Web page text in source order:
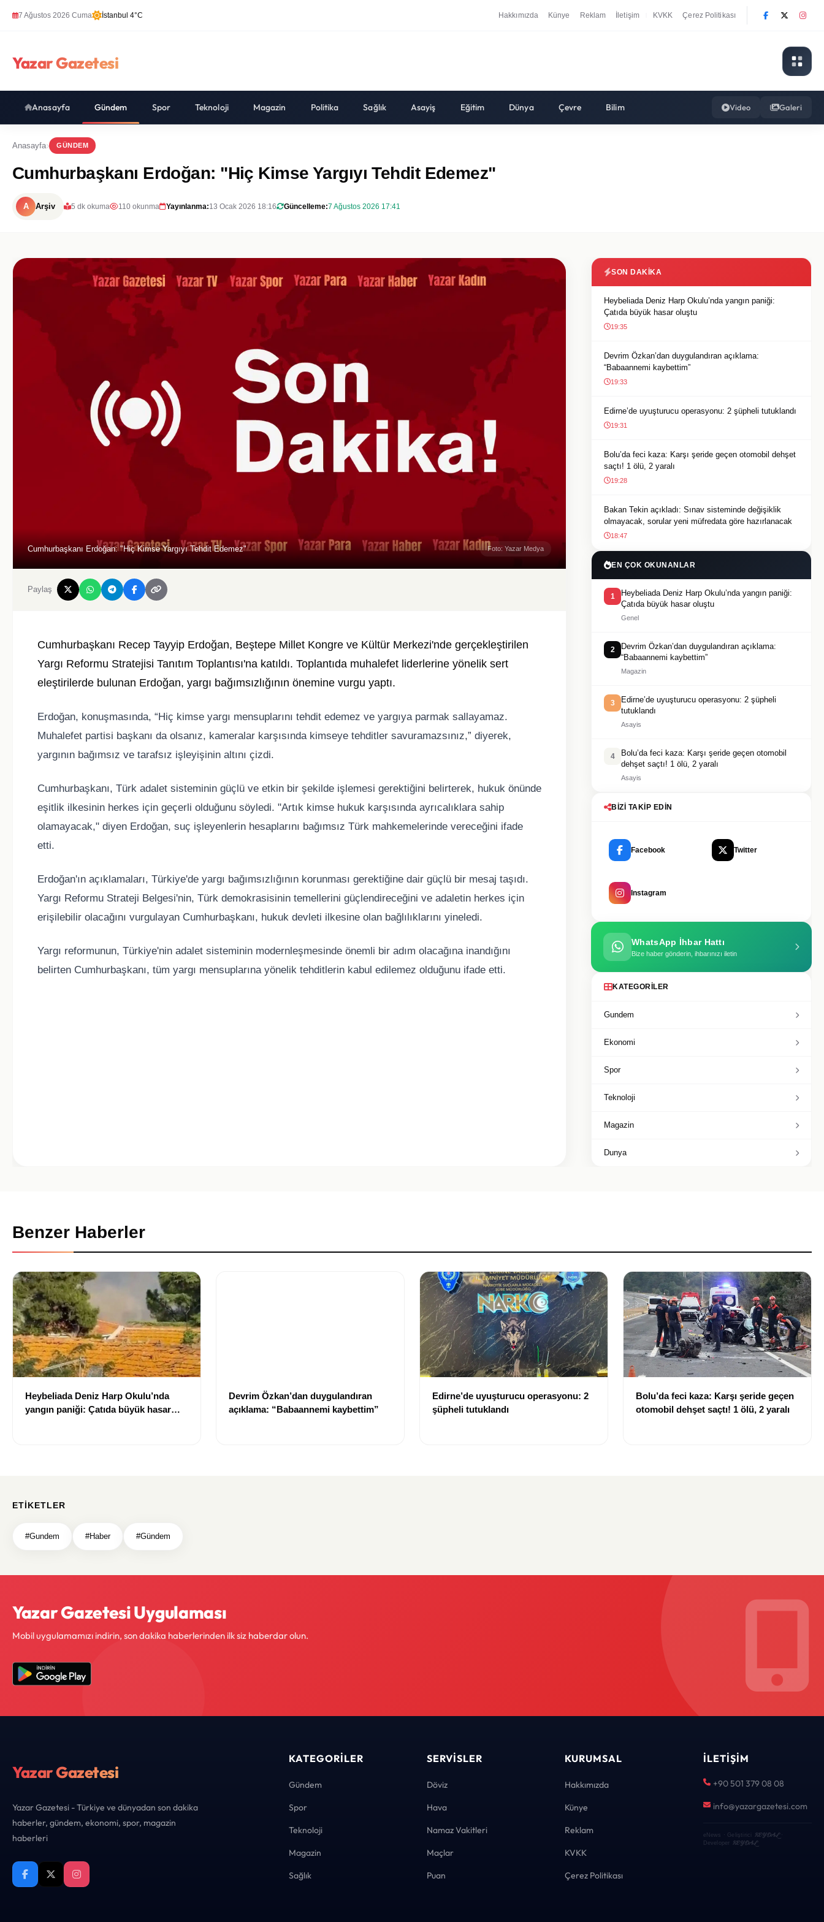
7 Ağustos 2026 Cuma İstanbul 4°C Hakkımızda Künye Reklam İletişim KVKK Çerez Politikası
Yazar Gazetesi
Anasayfa Gündem Spor Teknoloji Magazin Politika Sağlık Asayiş Eğitim Dünya Çevre Bilim Video Galeri
Anasayfa GÜNDEM
Cumhurbaşkanı Erdoğan: "Hiç Kimse Yargıyı Tehdit Edemez"
A Arşiv 5 dk okuma 110 okunma Yayınlanma:13 Ocak 2026 18:16 Güncelleme:7 Ağustos 2026 17:41
Cumhurbaşkanı Erdoğan: "Hiç Kimse Yargıyı Tehdit Edemez" Foto: Yazar Medya
Paylaş
Cumhurbaşkanı Recep Tayyip Erdoğan, Beştepe Millet Kongre ve Kültür Merkezi'nde gerçekleştirilen
Yargı Reformu Stratejisi Tanıtım Toplantısı'na katıldı. Toplantıda muhalefet liderlerine yönelik sert
eleştirilerde bulunan Erdoğan, yargı bağımsızlığının önemine vurgu yaptı.
Erdoğan, konuşmasında, “Hiç kimse yargı mensuplarını tehdit edemez ve yargıya parmak sallayamaz.
Muhalefet partisi başkanı da olsanız, kameralar karşısında kimseye tehditler savuramazsınız,” diyerek,
yargının bağımsız ve tarafsız işleyişinin altını çizdi.
Cumhurbaşkanı, Türk adalet sisteminin güçlü ve etkin bir şekilde işlemesi gerektiğini belirterek, hukuk önünde
eşitlik ilkesinin herkes için geçerli olduğunu söyledi. "Artık kimse hukuk karşısında ayrıcalıklara sahip
olamayacak," diyen Erdoğan, suç işleyenlerin hesaplarını bağımsız Türk mahkemelerinde vereceğini ifade
etti.
Erdoğan'ın açıklamaları, Türkiye'de yargı bağımsızlığının korunması gerektiğine dair güçlü bir mesaj taşıdı.
Yargı Reformu Strateji Belgesi'nin, Türk demokrasisinin temellerini güçlendireceğini ve adaletin herkes için
erişilebilir olacağını vurgulayan Cumhurbaşkanı, hukuk devleti ilkesine olan bağlılıklarını yineledi.
Yargı reformunun, Türkiye'nin adalet sisteminin modernleşmesinde önemli bir adım olacağına inandığını
belirten Cumhurbaşkanı, tüm yargı mensuplarına yönelik tehditlerin kabul edilemez olduğunu ifade etti.
SON DAKIKA
Heybeliada Deniz Harp Okulu’nda yangın paniği:
Çatıda büyük hasar oluştu
19:35
Devrim Özkan’dan duygulandıran açıklama:
“Babaannemi kaybettim”
19:33
Edirne’de uyuşturucu operasyonu: 2 şüpheli tutuklandı
19:31
Bolu’da feci kaza: Karşı şeride geçen otomobil dehşet
saçtı! 1 ölü, 2 yaralı
19:28
Bakan Tekin açıkladı: Sınav sisteminde değişiklik
olmayacak, sorular yeni müfredata göre hazırlanacak
18:47
EN ÇOK OKUNANLAR
1
Heybeliada Deniz Harp Okulu’nda yangın paniği:
Çatıda büyük hasar oluştu
Genel
2
Devrim Özkan’dan duygulandıran açıklama:
“Babaannemi kaybettim”
Magazin
3
Edirne’de uyuşturucu operasyonu: 2 şüpheli
tutuklandı
Asayis
4
Bolu’da feci kaza: Karşı şeride geçen otomobil
dehşet saçtı! 1 ölü, 2 yaralı
Asayis
BIZI TAKIP EDIN
Facebook Twitter
Instagram
WhatsApp İhbar Hattı
Bize haber gönderin, ihbarınızı iletin
KATEGORILER
Gundem
Ekonomi
Spor
Teknoloji
Magazin
Dunya
Benzer Haberler
Heybeliada Deniz Harp Okulu’nda
yangın paniği: Çatıda büyük hasar
Devrim Özkan’dan duygulandıran
açıklama: “Babaannemi kaybettim”
Edirne’de uyuşturucu operasyonu: 2
şüpheli tutuklandı
Bolu’da feci kaza: Karşı şeride geçen
otomobil dehşet saçtı! 1 ölü, 2 yaralı
ETIKETLER
#Gundem #Haber #Gündem
Yazar Gazetesi Uygulaması
Mobil uygulamamızı indirin, son dakika haberlerinden ilk siz haberdar olun.
Yazar Gazetesi
Yazar Gazetesi - Türkiye ve dünyadan son dakika
haberler, gündem, ekonomi, spor, magazin
haberleri
KATEGORILER
Gündem
Spor
Teknoloji
Magazin
Sağlık
SERVISLER
Döviz
Hava
Namaz Vakitleri
Maçlar
Puan
KURUMSAL
Hakkımızda
Künye
Reklam
KVKK
Çerez Politikası
İLETIŞIM
+90 501 379 08 08
info@yazargazetesi.com
eNews · Geliştirici KEYDAL·
Developer KEYDAL